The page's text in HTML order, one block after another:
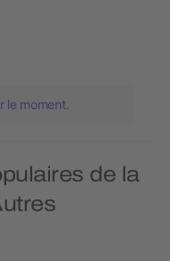
le moment.
de la